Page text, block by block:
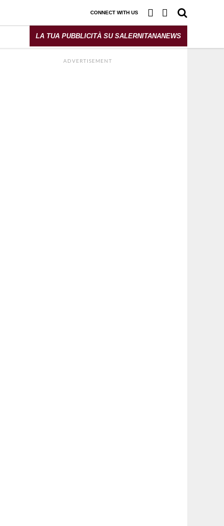
CONNECT WITH US
LA TUA PUBBLICITÀ SU SALERNITANANEWS
ADVERTISEMENT